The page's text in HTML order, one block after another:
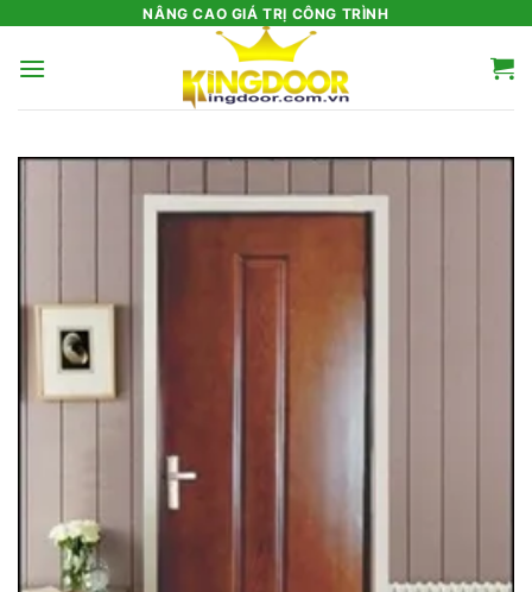
nội
NÂNG CAO GIÁ TRỊ CÔNG TRÌNH